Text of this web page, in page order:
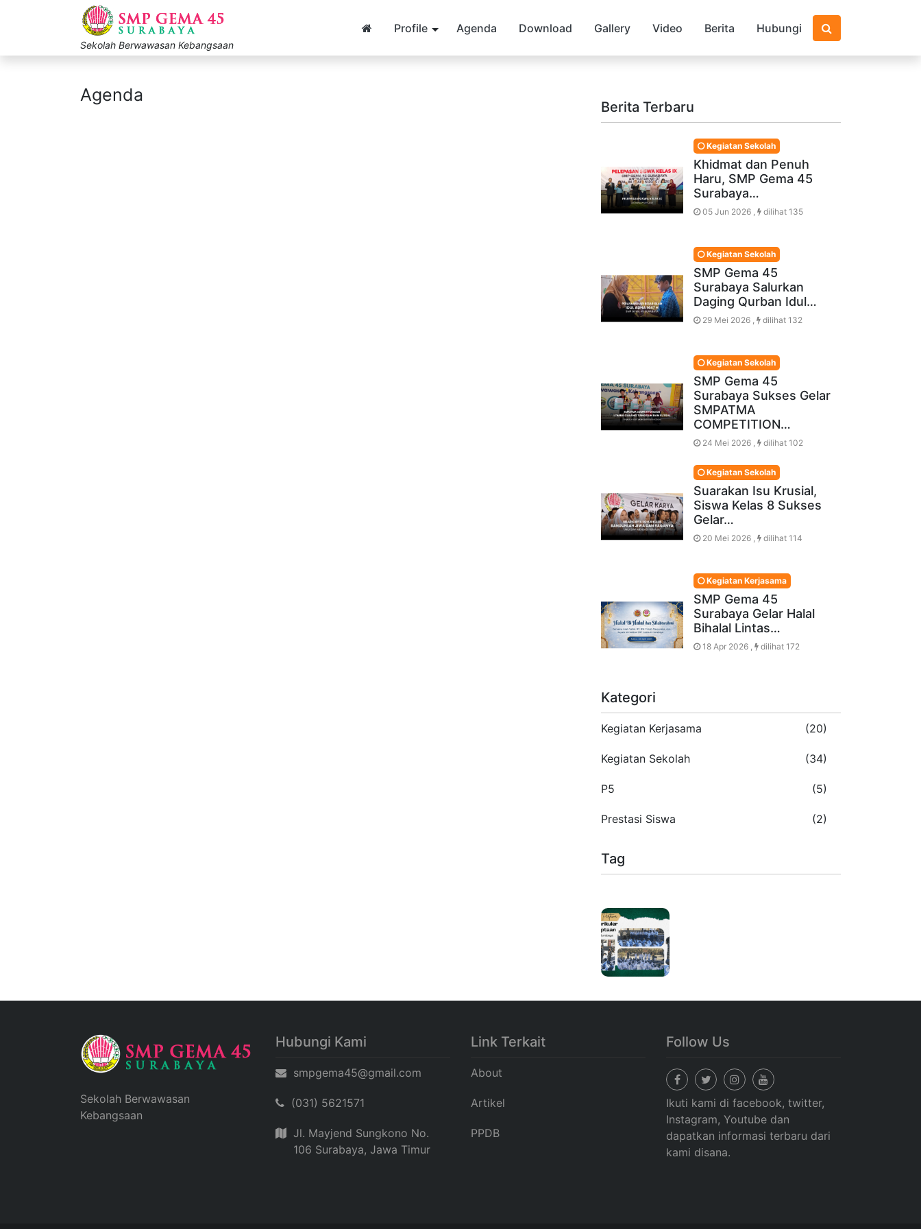
Sekolah Berwawasan Kebangsaan
Profile Agenda Download Gallery Video Berita Hubungi
Agenda
Berita Terbaru
Kegiatan Sekolah
Khidmat dan Penuh
Haru, SMP Gema 45
Surabaya…
05 Jun 2026 , dilihat 135
Kegiatan Sekolah
SMP Gema 45
Surabaya Salurkan
Daging Qurban Idul…
29 Mei 2026 , dilihat 132
Kegiatan Sekolah
SMP Gema 45
Surabaya Sukses Gelar
SMPATMA
COMPETITION…
24 Mei 2026 , dilihat 102
Kegiatan Sekolah
Suarakan Isu Krusial,
Siswa Kelas 8 Sukses
Gelar…
20 Mei 2026 , dilihat 114
Kegiatan Kerjasama
SMP Gema 45
Surabaya Gelar Halal
Bihalal Lintas…
18 Apr 2026 , dilihat 172
Kategori
Kegiatan Kerjasama (20)
Kegiatan Sekolah (34)
P5 (5)
Prestasi Siswa (2)
Tag
Sekolah Berwawasan
Kebangsaan
Hubungi Kami
smpgema45@gmail.com
(031) 5621571
Jl. Mayjend Sungkono No.
106 Surabaya, Jawa Timur
Link Terkait
About
Artikel
PPDB
Follow Us
Ikuti kami di facebook, twitter,
Instagram, Youtube dan
dapatkan informasi terbaru dari
kami disana.